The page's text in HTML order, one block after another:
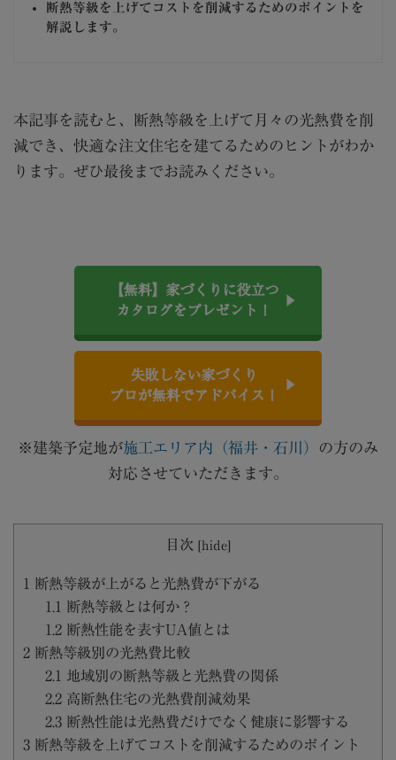
断熱等級を上げてコストを削減するためのポイントを
解説します。
本記事を読むと、断熱等級を上げて月々の光熱費を削
減でき、快適な注文住宅を建てるためのヒントがわか
ります。ぜひ最後までお読みください。
【無料】家づくりに役立つ
カタログをプレゼント！
失敗しない家づくり
プロが無料でアドバイス！
※建築予定地が施工エリア内（福井・石川）
の方のみ
対応させていただきます。
目次 [hide]
1
断熱等級が上がると光熱費が下がる
1.1
断熱等級とは何か？
1.2断熱性能を表すUA値とは
2 断熱等級別の光熱費比較
2.1 地域別の断熱等級と光熱費の関係
2.2高断熱住宅の光熱費削減効果
2.3断熱性能は光熱費だけでなく健康に影響する
3 断熱等級を上げてコストを削減するためのポイント